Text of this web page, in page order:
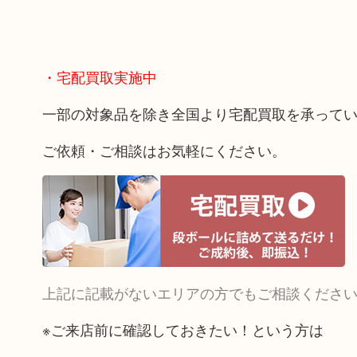
・宅配買取実施中
一部の対象品を除き全国より宅配買取を承ってい
ご依頼・ご相談はお気軽にください。
上記に記載がないエリアの方でもご相談ください
※ご来店前に確認しておきたい！という方は